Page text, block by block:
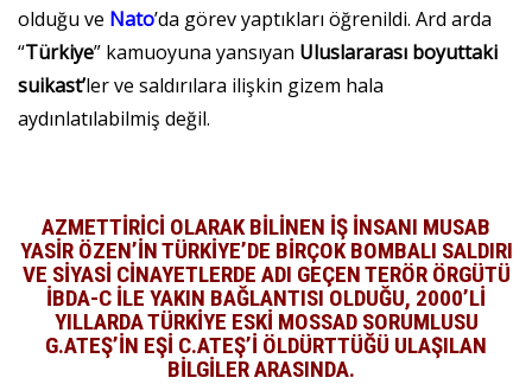
olduğu ve Nato’da görev yaptıkları öğrenildi. Ard arda
“Türkiye” kamuoyuna yansıyan Uluslararası boyuttaki
suikast’ler ve saldırılara ilişkin gizem hala
aydınlatılabilmiş değil.
AZMETTİRİCİ OLARAK BİLİNEN İŞ İNSANI MUSAB
YASİR ÖZEN’İN TÜRKİYE’DE BİRÇOK BOMBALI SALDIRI
VE SİYASİ CİNAYETLERDE ADI GEÇEN TERÖR ÖRGÜTÜ
İBDA-C İLE YAKIN BAĞLANTISI OLDUĞU, 2000’Lİ
YILLARDA TÜRKİYE ESKİ MOSSAD SORUMLUSU
G.ATEŞ’İN EŞİ C.ATEŞ’İ ÖLDÜRTTÜĞÜ ULAŞILAN
BİLGİLER ARASINDA.